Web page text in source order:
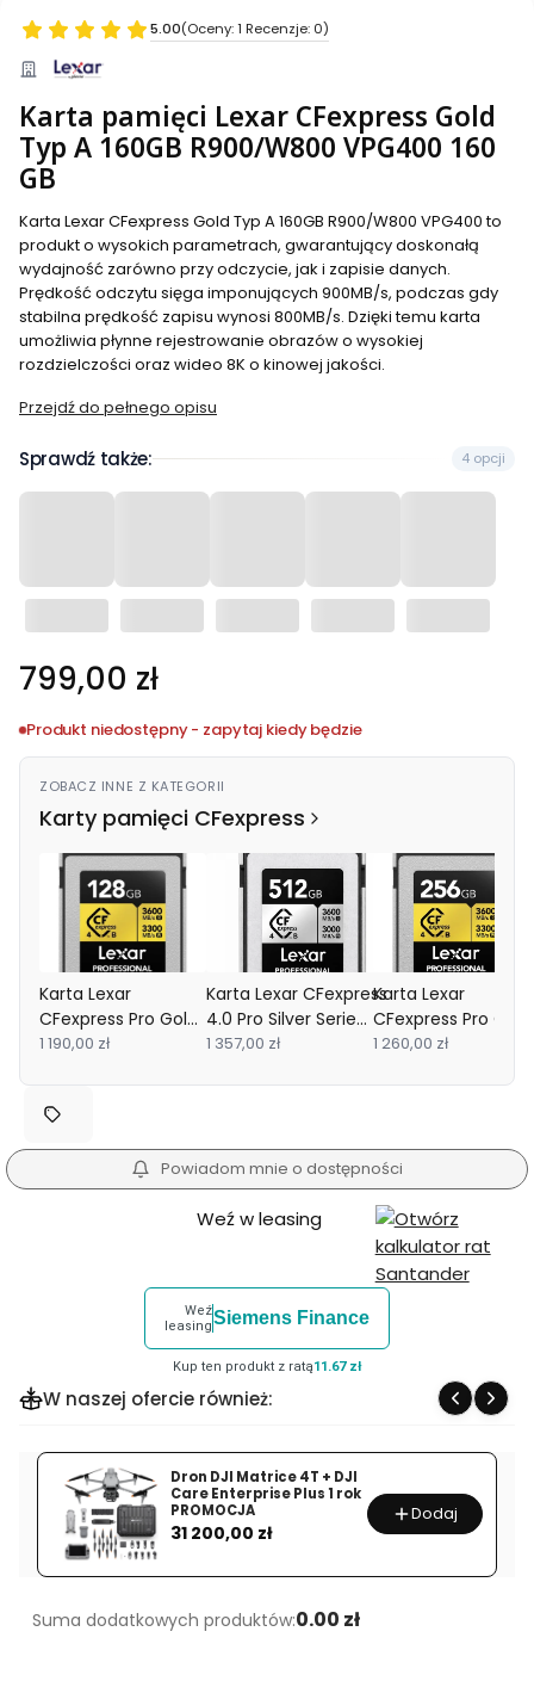
5.00(Oceny: 1 Recenzje: 0)
Karta pamięci Lexar CFexpress Gold
Typ A 160GB R900/W800 VPG400 160
GB
Karta Lexar CFexpress Gold Typ A 160GB R900/W800 VPG400 to
produkt o wysokich parametrach, gwarantujący doskonałą
wydajność zarówno przy odczycie, jak i zapisie danych.
Prędkość odczytu sięga imponujących 900MB/s, podczas gdy
stabilna prędkość zapisu wynosi 800MB/s. Dzięki temu karta
umożliwia płynne rejestrowanie obrazów o wysokiej
rozdzielczości oraz wideo 8K o kinowej jakości.
Przejdź do pełnego opisu
Sprawdź także: 4 opcji
Cena
799,00 zł
Produkt niedostępny - zapytaj kiedy będzie
ZOBACZ INNE Z KATEGORII
Karty pamięci CFexpress
Karta Lexar
CFexpress Pro Gold
R3600/W3300
1 190,00 zł
Karta Lexar CFexpress
4.0 Pro Silver Serie
R3600/W3000/SW2600
1 357,00 zł
Karta Lexar
CFexpress Pro Gold
R3600/W3300
1 260,00 zł
Powiadom mnie o dostępności
Weź w leasing
Weź
leasingSiemens Finance
Kup ten produkt z ratą11.67 zł
W naszej ofercie również:
Dron DJI Matrice 4T + DJI
Care Enterprise Plus 1 rok
PROMOCJA
Cena
31 200,00 zł
Dodaj
Suma dodatkowych produktów:0.00 zł